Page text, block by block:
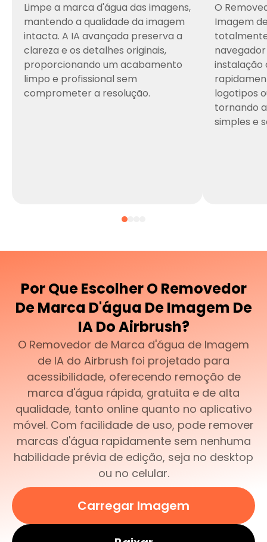
Limpe a marca d'água das imagens,
mantendo a qualidade da imagem
intacta. A IA avançada preserva a
clareza e os detalhes originais,
proporcionando um acabamento
limpo e profissional sem
comprometer a resolução.
O
Imagem
instalação
logotipos
tornando
simples e
Por Que Escolher O Removedor
De Marca D'água De Imagem De
IA Do Airbrush?
O Removedor de Marca d'água de Imagem
de IA do Airbrush foi projetado para
acessibilidade, oferecendo remoção de
marca d'água rápida, gratuita e de alta
qualidade, tanto online quanto no aplicativo
móvel. Com facilidade de uso, pode remover
marcas d'água rapidamente sem nenhuma
habilidade prévia de edição, seja no desktop
ou no celular.
Carregar Imagem